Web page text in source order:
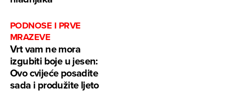
PODNOSE I PRVE
MRAZEVE
Vrt vam ne mora
izgubiti boje u jesen:
Ovo cvijeće posadite
sada i produžite ljeto